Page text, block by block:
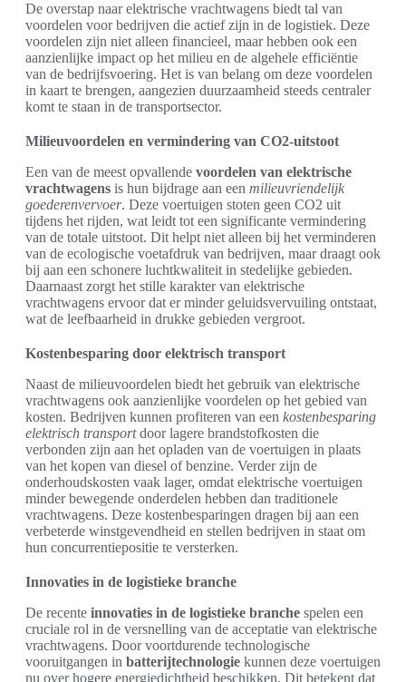
De overstap naar elektrische vrachtwagens biedt tal van
voordelen voor bedrijven die actief zijn in de logistiek. Deze
voordelen zijn niet alleen financieel, maar hebben ook een
aanzienlijke impact op het milieu en de algehele efficiëntie
van de bedrijfsvoering. Het is van belang om deze voordelen
in kaart te brengen, aangezien duurzaamheid steeds centraler
komt te staan in de transportsector.
Milieuvoordelen en vermindering van CO2-uitstoot
Een van de meest opvallende voordelen van elektrische
vrachtwagens is hun bijdrage aan een milieuvriendelijk
goederenvervoer. Deze voertuigen stoten geen CO2 uit
tijdens het rijden, wat leidt tot een significante vermindering
van de totale uitstoot. Dit helpt niet alleen bij het verminderen
van de ecologische voetafdruk van bedrijven, maar draagt ook
bij aan een schonere luchtkwaliteit in stedelijke gebieden.
Daarnaast zorgt het stille karakter van elektrische
vrachtwagens ervoor dat er minder geluidsvervuiling ontstaat,
wat de leefbaarheid in drukke gebieden vergroot.
Kostenbesparing door elektrisch transport
Naast de milieuvoordelen biedt het gebruik van elektrische
vrachtwagens ook aanzienlijke voordelen op het gebied van
kosten. Bedrijven kunnen profiteren van een kostenbesparing
elektrisch transportdoor lagere brandstofkosten die
verbonden zijn aan het opladen van de voertuigen in plaats
van het kopen van diesel of benzine. Verder zijn de
onderhoudskosten vaak lager, omdat elektrische voertuigen
minder bewegende onderdelen hebben dan traditionele
vrachtwagens. Deze kostenbesparingen dragen bij aan een
verbeterde winstgevendheid en stellen bedrijven in staat om
hun concurrentiepositie te versterken.
Innovaties in de logistieke branche
De recente innovaties in de logistieke branche spelen een
cruciale rol in de versnelling van de acceptatie van elektrische
vrachtwagens. Door voortdurende technologische
vooruitgangen in batterijtechnologie kunnen deze voertuigen
nu over hogere energiedichtheid beschikken. Dit betekent dat